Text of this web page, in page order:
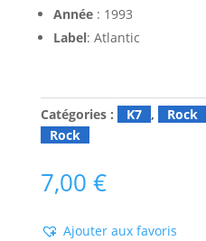
Année : 1993
Label: Atlantic
Catégories : K7 , Rock
Rock
7,00 €
Ajouter aux favoris